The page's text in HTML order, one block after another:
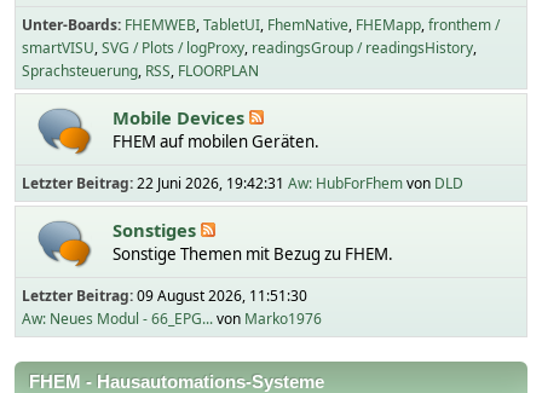
Unter-Boards FHEMWEB TabletUI FhemNative FHEMapp fronthem /
smartVISU SVG / Plots / logProxy readingsGroup / readingsHistory
Sprachsteuerung RSS FLOORPLAN
Mobile Devices
FHEM auf mobilen Geräten.
Letzter Beitrag:22 Juni 2026, 19:42:31 Aw: HubForFhemvon DLD
Sonstiges
Sonstige Themen mit Bezug zu FHEM.
Letzter Beitrag:09 August 2026, 11:51:30
Aw: Neues Modul - 66_EPG...von Marko1976
FHEM - Hausautomations-Systeme